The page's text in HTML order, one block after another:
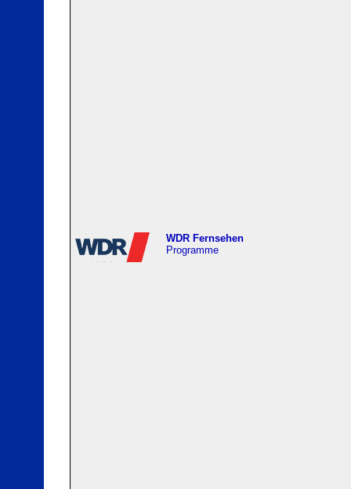
WDR Fernsehen
Programme